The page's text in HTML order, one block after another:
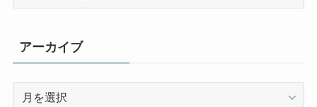
ー
アーカイブ